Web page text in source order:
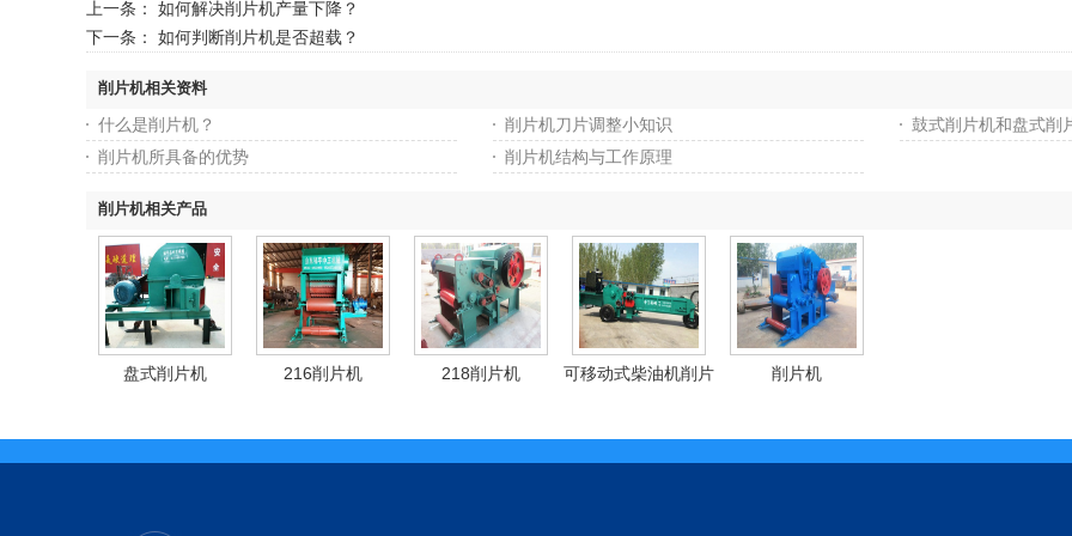
上一条： 如何解决削片机产量下降？
下一条： 如何判断削片机是否超载？
削片机相关资料
什么是削片机？ 削片机刀片调整小知识
鼓式削片机和盘式削
削片机所具备的优势
削片机结构与工作原理
削片机相关产品
盘式削片机 216削片机 218削片机
可移动式柴油机削片
削片机